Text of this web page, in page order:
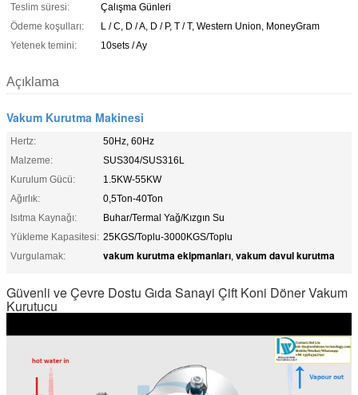
Teslim süresi:
Çalışma Günleri
Ödeme koşulları:
L / C, D / A, D / P, T / T, Western Union, MoneyGram
Yetenek temini:
10sets / Ay
Açıklama
Vakum Kurutma Makinesi
Hertz:
50Hz, 60Hz
Malzeme:
SUS304/SUS316L
Kurulum Gücü:
1.5KW-55KW
Ağırlık:
0,5Ton-40Ton
Isıtma Kaynağı:
Buhar/Termal Yağ/Kızgın Su
Yükleme Kapasitesi: 25KGS/Toplu-3000KGS/Toplu
Vurgulamak:
vakum kurutma ekipmanları, vakum davul kurutma
Güvenli ve Çevre Dostu Gıda Sanayi Çift Koni Döner Vakum
Kurutucu